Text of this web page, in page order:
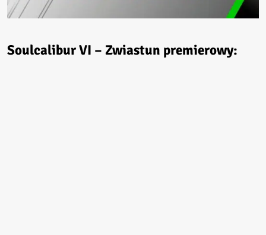
Soulcalibur VI – Zwiastun premierowy: